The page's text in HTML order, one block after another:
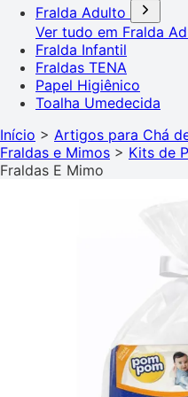
Fralda Adulto
Ver tudo em Fralda
Fralda Infantil
Fraldas TENA
Papel Higiênico
Toalha Umedecida
Início > Artigos para Chá
Fraldas e Mimos > Kits de
Fraldas E Mimo